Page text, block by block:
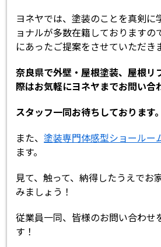
ヨネヤでは、塗装のことを真剣に
ョナルが多数在籍しておりますの
にあったご提案をさせていただき
奈良県で外壁・屋根塗装、屋根リ
際はお気軽にヨネヤまでお問い合
スタッフ一同お待ちしております。
また、塗装専門体感型ショールー
ます。
見て、触って、納得したうえでお
みましょう！
従業員一同、皆様のお問い合わせ
す！